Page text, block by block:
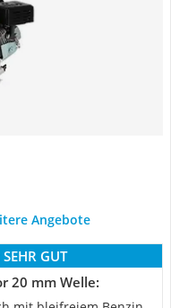
Angebote
SEHR GUT
20 mm Welle: